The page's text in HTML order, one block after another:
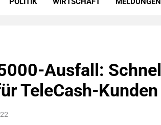
Ausfall:
TeleCash-Kunden